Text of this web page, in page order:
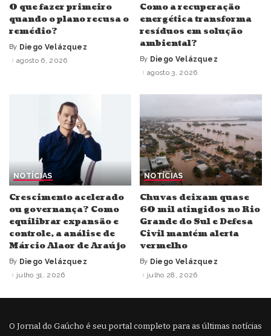
O que fazer primeiro
quando o plano recusa o
remédio?
Posted
by
By Diego Velázquez
agosto 6, 2026
Como a recuperação
energética transforma
resíduos em solução
ambiental?
Posted
by
By Diego Velázquez
agosto 3, 2026
NOTÍCIAS
Crescimento acelerado
ou governança? Como
equilibrar expansão e
controle, a análise de
Márcio Alaor de Araújo
Posted
by
By Diego Velázquez
julho 31, 2026
NOTÍCIAS
Chuvas deixam quase
60 mil atingidos no Rio
Grande do Sul e Defesa
Civil mantém alerta
vermelho
Posted
by
By Diego Velázquez
julho 28, 2026
O Jornal do Gaúcho é seu portal completo para as últimas notícias